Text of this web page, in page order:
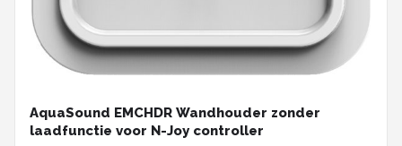
AquaSound EMCHDR Wandhouder zonder
laadfunctie voor N-Joy controller